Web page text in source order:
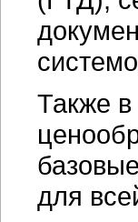
Также в
для